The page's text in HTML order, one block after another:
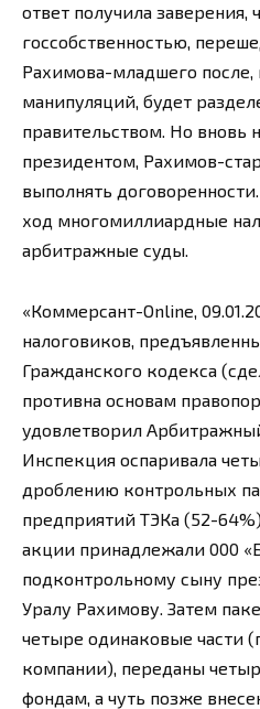
ответ получила
госсобственностью,
Рахимова-младшего после,
манипуляций, будет
правительством. Но вновь
президентом, Рахимов-
выполнять
ход многомиллиардные
арбитражные суды.
«Коммерсант-Online,
налоговиков,
Гражданского кодекса
противна основам
удовлетворил
Инспекция оспаривала
дроблению контрольных
предприятий ТЭКа (52-
акции принадлежали 000
подконтрольному сыну
Уралу Рахимову. Затем
четыре одинаковые части
компании), переданы
фондам, а чуть позже